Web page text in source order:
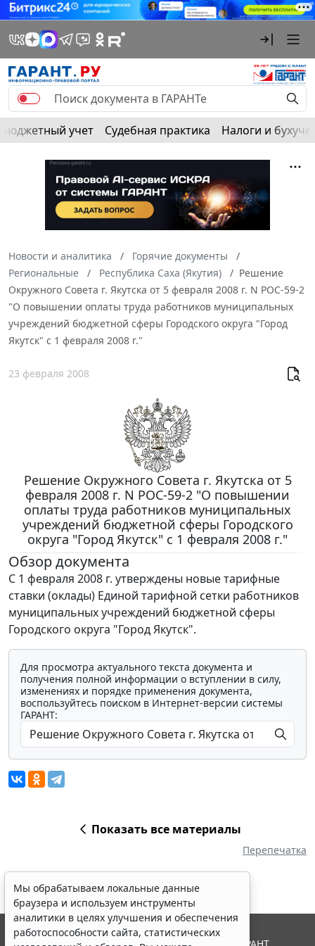
Бюджетный учет Судебная практика Налоги и
Новости и аналитика
Горячие документы
Региональные
Республика Саха (Якутия)
Решение
Окружного Совета г. Якутска от 5 февраля 2008 г. N РОС-59-2
"О повышении оплаты труда работников муниципальных
учреждений бюджетной сферы Городского округа "Город
Якутск" с 1 февраля 2008 г."
23 февраля 2008
Решение Окружного Совета г. Якутска от 5
февраля 2008 г. N РОС-59-2 "О повышении
оплаты труда работников муниципальных
учреждений бюджетной сферы Городского
округа "Город Якутск" с 1 февраля 2008 г."
Обзор документа
С 1 февраля 2008 г. утверждены новые тарифные
ставки (оклады) Единой тарифной сетки работников
муниципальных учреждений бюджетной сферы
Городского округа "Город Якутск".
Для просмотра актуального текста документа и
получения полной информации о вступлении в силу,
изменениях и порядке применения документа,
воспользуйтесь поиском в Интернет-версии системы
ГАРАНТ:
Показать все материалы
Перепечатка
Мы обрабатываем локальные данные
браузера и используем инструменты
аналитики в целях улучшения и обеспечения
работоспособности сайта, статистических
© ООО "НПП "ГАРАНТ-СЕРВИС", 2026. Система ГАРАНТ